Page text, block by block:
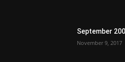
September
November 9, 2017